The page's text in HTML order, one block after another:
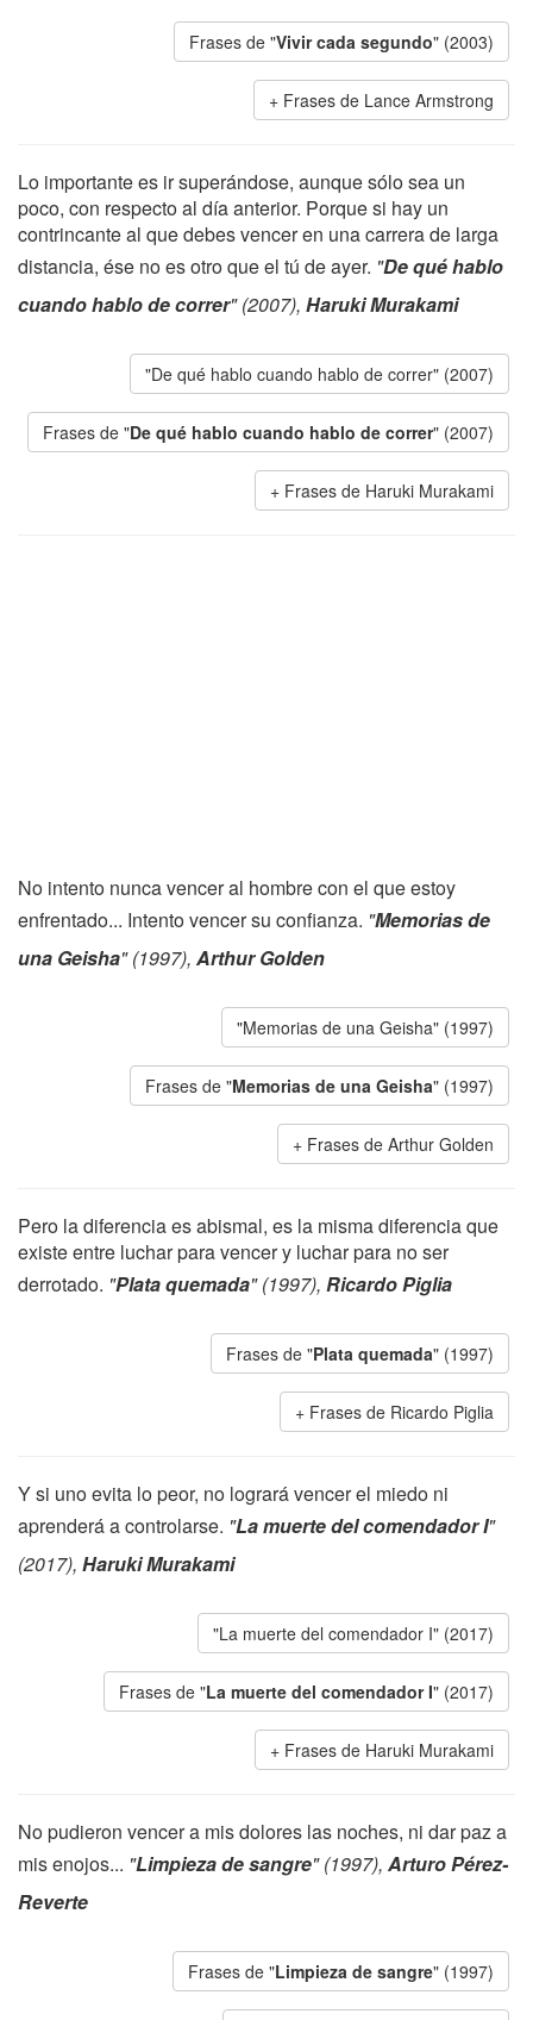
Frases de "Vivir cada segundo" (2003)
Frases de Lance Armstrong
Lo importante es ir superándose, aunque sólo sea un
poco, con respecto al día anterior. Porque si hay un
contrincante al que debes vencer en una carrera de larga
distancia, ése no es otro que el tú de ayer. "De qué hablo
cuando hablo de correr" (2007), Haruki Murakami
"De qué hablo cuando hablo de correr" (2007)
Frases de "De qué hablo cuando hablo de correr" (2007)
Frases de Haruki Murakami
No intento nunca vencer al hombre con el que estoy
enfrentado... Intento vencer su confianza. "Memorias de
una Geisha" (1997), Arthur Golden
"Memorias de una Geisha" (1997)
Frases de "Memorias de una Geisha" (1997)
Frases de Arthur Golden
Pero la diferencia es abismal, es la misma diferencia que
existe entre luchar para vencer y luchar para no ser
derrotado. "Plata quemada" (1997), Ricardo Piglia
Frases de "Plata quemada" (1997)
Frases de Ricardo Piglia
Y si uno evita lo peor, no logrará vencer el miedo ni
aprenderá a controlarse. "La muerte del comendador I"
(2017), Haruki Murakami
"La muerte del comendador I" (2017)
Frases de "La muerte del comendador I" (2017)
Frases de Haruki Murakami
No pudieron vencer a mis dolores las noches, ni dar paz a
mis enojos... "Limpieza de sangre" (1997), Arturo Pérez-
Reverte
Frases de "Limpieza de sangre" (1997)